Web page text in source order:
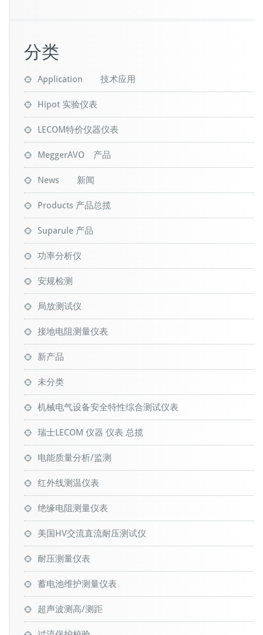
分类
Application 技术应用
Hipot 实验仪表
LECOM特价仪器仪表
MeggerAVO 产品
News 新闻
Products 产品总揽
Suparule 产品
功率分析仪
安规检测
局放测试仪
接地电阻测量仪表
新产品
未分类
机械电气设备安全特性综合测试仪表
瑞士LECOM 仪器 仪表 总揽
电能质量分析/监测
红外线测温仪表
绝缘电阻测量仪表
美国HV交流直流耐压测试仪
耐压测量仪表
蓄电池维护测量仪表
超声波测高/测距